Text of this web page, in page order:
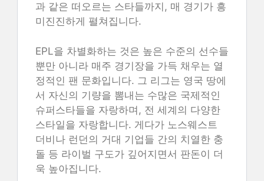
과 같은 떠오르는 스타들까지, 매 경기가 흥
미진진하게 펼쳐집니다.
EPL을 차별화하는 것은 높은 수준의 선수들
뿐만 아니라 매주 경기장을 가득 채우는 열
정적인 팬 문화입니다. 그 리그는 영국 땅에
서 자신의 기량을 뽐내는 수많은 국제적인
슈퍼스타들을 자랑하며, 전 세계의 다양한
스타일을 자랑합니다. 게다가 노스웨스트
더비나 런던의 거대 기업들 간의 치열한 충
돌 등 라이벌 구도가 깊어지면서 판돈이 더
욱 높아집니다.